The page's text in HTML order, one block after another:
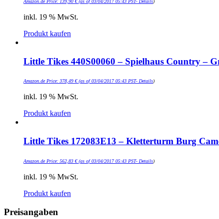
Amazon.de Price: 139,90 €(as of 03/04/2017 05:43 PST- Details)
inkl. 19 % MwSt.
Produkt kaufen
Little Tikes 440S00060 – Spielhaus Country –
Amazon.de Price: 378,49 €(as of 03/04/2017 05:43 PST- Details)
inkl. 19 % MwSt.
Produkt kaufen
Little Tikes 172083E13 – Kletterturm Burg
Amazon.de Price: 562,83 €(as of 03/04/2017 05:43 PST- Details)
inkl. 19 % MwSt.
Produkt kaufen
Preisangaben